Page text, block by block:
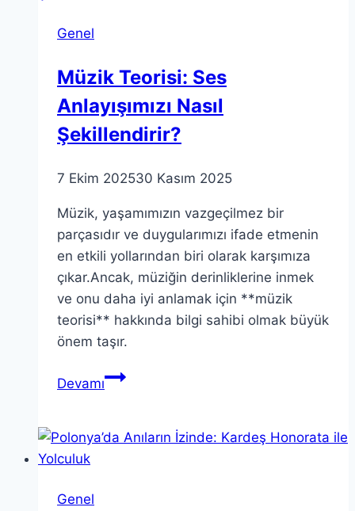
Genel
Müzik Teorisi: Ses
Anlayışımızı Nasıl
Şekillendirir?
7 Ekim 202530 Kasım 2025
Müzik, yaşamımızın vazgeçilmez bir
parçasıdır ve duygularımızı ifade etmenin
en etkili yollarından biri olarak karşımıza
çıkar.Ancak, müziğin derinliklerine inmek
ve onu daha iyi anlamak için **müzik
teorisi** hakkında bilgi sahibi olmak büyük
önem taşır.
DevamıMüzik
Anlayışımızı
Genel